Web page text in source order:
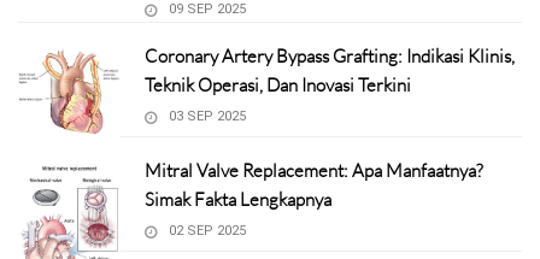
09 SEP 2025
Coronary Artery Bypass Grafting: Indikasi Klinis,
Teknik Operasi, Dan Inovasi Terkini
03 SEP 2025
Mitral Valve Replacement: Apa Manfaatnya?
Simak Fakta Lengkapnya
02 SEP 2025